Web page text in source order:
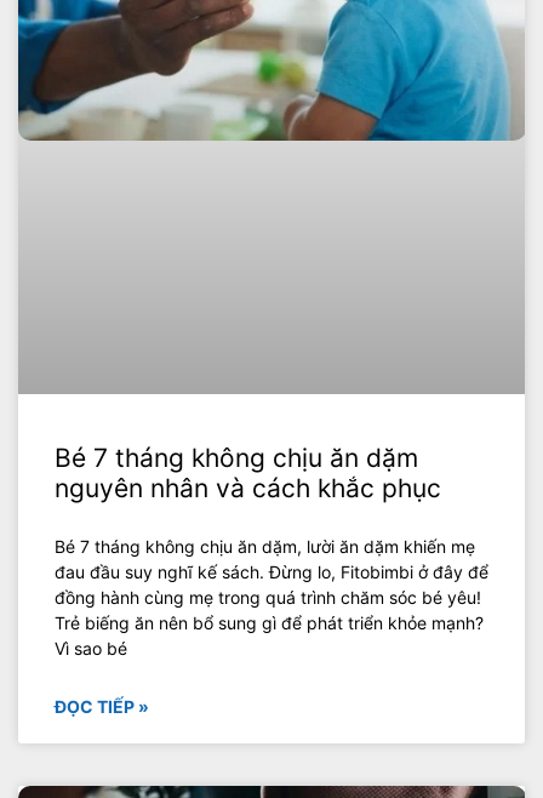
Bé 7 tháng không chịu ăn dặm
nguyên nhân và cách khắc phục
Bé 7 tháng không chịu ăn dặm, lười ăn dặm khiến mẹ
đau đầu suy nghĩ kế sách. Đừng lo, Fitobimbi ở đây để
đồng hành cùng mẹ trong quá trình chăm sóc bé yêu!
Trẻ biếng ăn nên bổ sung gì để phát triển khỏe mạnh?
Vì sao bé
ĐỌC TIẾP »